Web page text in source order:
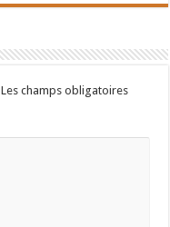
Les champs obligatoires